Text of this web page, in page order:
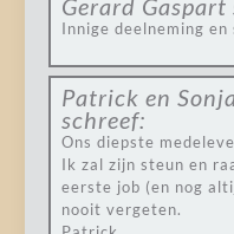
Gerard Gaspart
Innige deelneming
Patrick en
schreef:
Ons diepste
Ik zal zijn steun en
eerste job (en nog
nooit vergeten.